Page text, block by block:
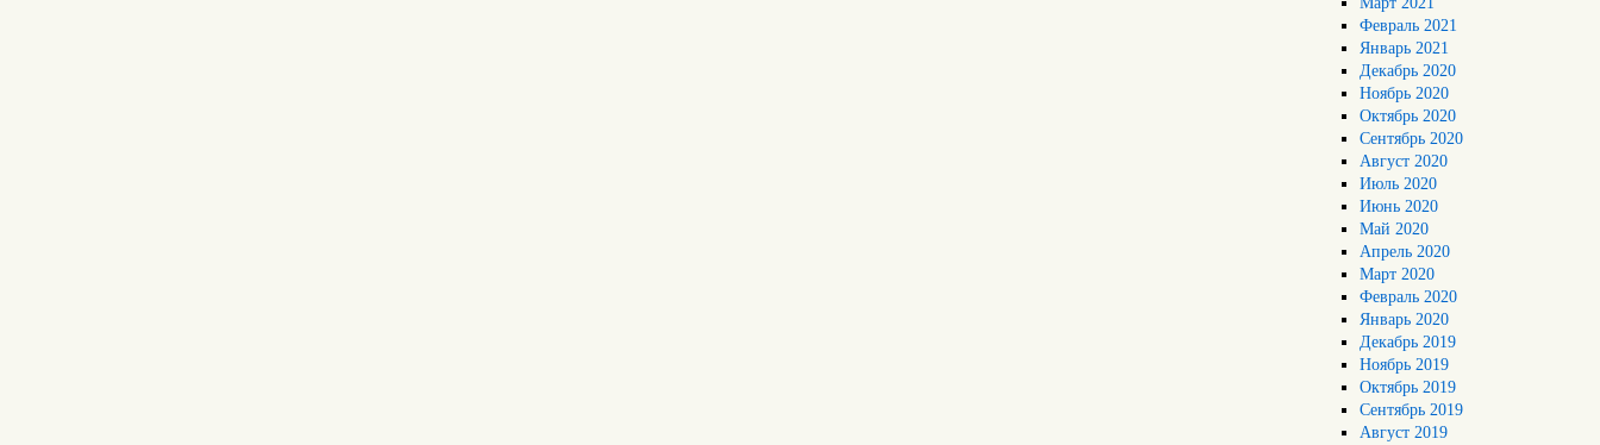
Февраль 2021
Январь 2021
Декабрь 2020
Ноябрь 2020
Октябрь 2020
Сентябрь 2020
Август 2020
Июль 2020
Июнь 2020
Май 2020
Апрель 2020
Март 2020
Февраль 2020
Январь 2020
Декабрь 2019
Ноябрь 2019
Октябрь 2019
Сентябрь 2019
Август 2019